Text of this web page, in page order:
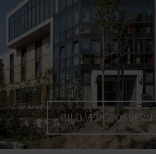
BILD VERGRÖSSERN